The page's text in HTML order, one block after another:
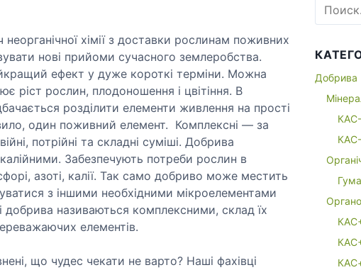
у
т
ь
п
о
д
м
е
н
ю
хімії з доставки рослинам поживних
нові прийоми сучасного землеробства.
ефект у дуже короткі терміни. Можна
ріст рослин, плодоношення і цвітіння. В
розділити елементи живлення на прості
один поживний елемент. Комплексні — за
потрійні та складні суміші. Добрива
Забезпечують потреби рослин в
азоті, калії. Так само добриво може местить
з іншими необхідними мікроелементами
добрива називаються комплексними, склад їх
елементів.
що чудес чекати не варто? Наші фахівці
и
:Добрива